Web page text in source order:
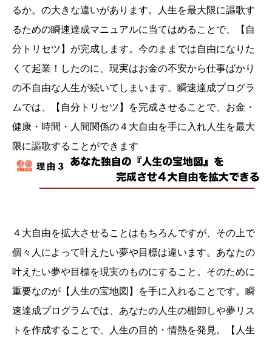
るか。の大きな違いがあります。人生を最大限に謳歌す
るための瞬速達成マニュアルに当てはめることで、【自
分トリセツ】が完成します。今のままでは自由になりた
くて起業！したのに、現実はお金の不安から仕事ばかり
の不自由な人生が続いてしまいます。瞬速達成プログラ
ムでは、【自分トリセツ】を完成させることで、お金・
健康・時間・人間関係の４大自由を手に入れ人生を最大
限に謳歌することができます
４大自由を拡大させることはもちろんですが、その上で
個々人によって叶えたい夢や目標は違います。あなたの
叶えたい夢や目標を現実のものにすること。そのために
重要なのが【人生の宝地図】を手に入れることです。瞬
速達成プログラムでは、あなたの人生の棚卸しや夢リス
トを作成することで、人生の目的・情熱を発見。【人生